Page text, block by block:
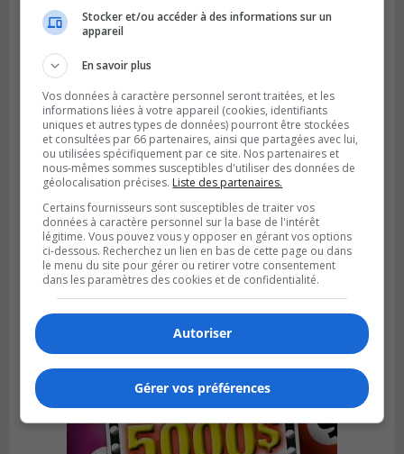
Publié le 27 juillet 2026 à 19h58
Metro prend les moyens pour protéger son
personnel cadre
Stocker et/ou accéder à des informations sur un
appareil
En savoir plus
Vos données à caractère personnel seront traitées, et les
informations liées à votre appareil (cookies, identifiants
uniques et autres types de données) pourront être stockées
et consultées par 66 partenaires, ainsi que partagées avec lui,
ou utilisées spécifiquement par ce site. Nos partenaires et
nous-mêmes sommes susceptibles d'utiliser des données de
géolocalisation précises. Liste des partenaires.
Certains fournisseurs sont susceptibles de traiter vos
données à caractère personnel sur la base de l'intérêt
légitime. Vous pouvez vous y opposer en gérant vos options
ci-dessous. Recherchez un lien en bas de cette page ou dans
le menu du site pour gérer ou retirer votre consentement
dans les paramètres des cookies et de confidentialité.
Autoriser
Gérer vos préférences